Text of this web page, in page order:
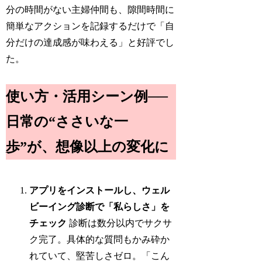
分の時間がない主婦仲間も、隙間時間に
簡単なアクションを記録するだけで「自
分だけの達成感が味わえる」と好評でし
た。
使い方・活用シーン例──
日常の“ささいな一
歩”が、想像以上の変化に
アプリをインストールし、ウェル
ビーイング診断で「私らしさ」を
チェック 診断は数分以内でサクサ
ク完了。具体的な質問もかみ砕か
れていて、堅苦しさゼロ。「こん